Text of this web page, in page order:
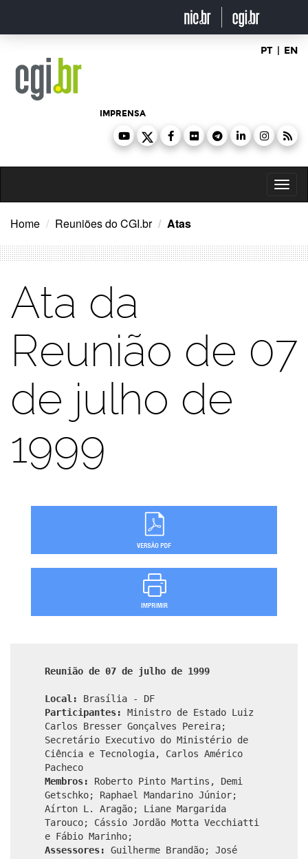
o
PT | EN
IMPRENSA
Home Reuniões do CGI.br Atas
Ata da
Reunião de 07
de julho de
1999
Reunião de 07 de julho de 1999
Local:
Brasília - DF
Participantes: Ministro de Estado Luiz
Carlos Bresser Gonçalves Pereira;
Secretário Executivo do Ministério de
Ciência e Tecnologia, Carlos Américo
Pacheco
Membros: Roberto Pinto Martins, Demi
Getschko; Raphael Mandarino Júnior;
Aírton L. Aragão; Liane Margarida
Tarouco; Cássio Jordão Motta Vecchiatti
e Fábio Marinho;
Assessores:
Guilherme Brandão; José